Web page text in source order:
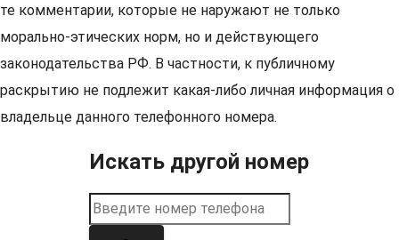
те комментарии, которые не наружают не только
морально-этических норм, но и действующего
законодательства РФ. В частности, к публичному
раскрытию не подлежит какая-либо личная информация о
владельце данного телефонного номера.
Искать другой номер